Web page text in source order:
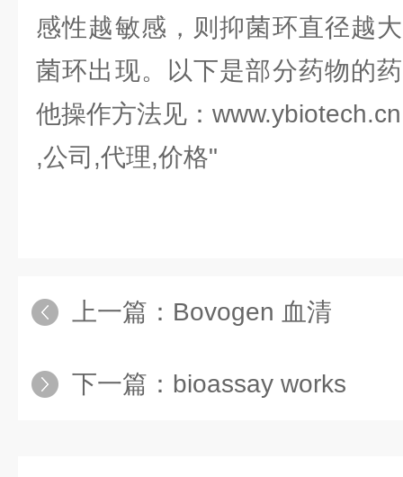
感性越敏感，则抑菌环直径越
菌环出现。以下是部分药物的
他操作方法见：www.ybiotech.cn
,公司,代理,价格"
上一篇： Bovogen 血清
下一篇： bioassay works